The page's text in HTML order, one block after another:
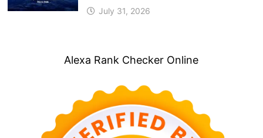
July 31, 2026
Alexa Rank Checker Online